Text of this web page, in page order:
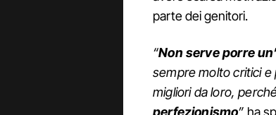
parte dei genitori.
“Non serve porre
sempre molto critici
migliori da loro,
perfezionismo” ha